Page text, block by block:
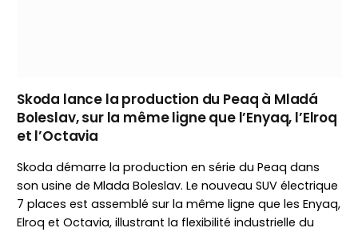
Skoda lance la production du Peaq à Mladá
Boleslav, sur la même ligne que l’Enyaq, l’Elroq
et l’Octavia
Skoda démarre la production en série du Peaq dans
son usine de Mlada Boleslav. Le nouveau SUV électrique
7 places est assemblé sur la même ligne que les Enyaq,
Elroq et Octavia, illustrant la flexibilité industrielle du